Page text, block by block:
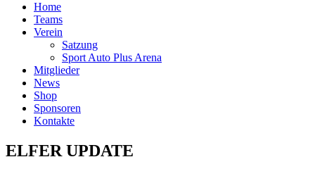
Home
Teams
Verein
Satzung
Sport Auto Plus Arena
Mitglieder
News
Shop
Sponsoren
Kontakte
ELFER UPDATE